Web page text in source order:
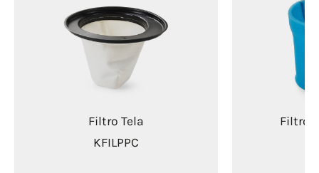
Filtro Tela
KFILPPC
Filtro